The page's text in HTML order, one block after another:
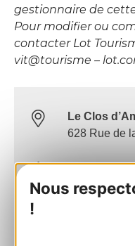
Nous
!
gestionnaire de
Pour modifier ou
contacter Lot
vit@tourisme –
Le Clos
628 Rue de
Calculez